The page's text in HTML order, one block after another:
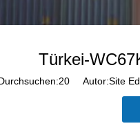
Türkei-
20 Autor:Site